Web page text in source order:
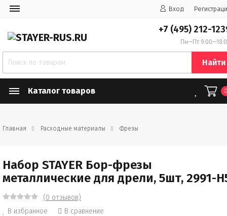
Вход
+7 (495) 212-
Пн—Пт
Найти
Каталог товаров
Главная Расходные материалы Фрезы
Набор STAYER Бор-фрезы
металлические для дрели, 5шт, 2991-
(0 отзывов)
В избранное
В сравнение